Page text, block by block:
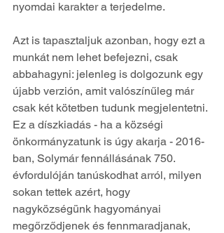
nyomdai karakter a terjedelme.
Azt is tapasztaljuk azonban, hogy ezt a
munkát nem lehet befejezni, csak
abbahagyni: jelenleg is dolgozunk egy
újabb verzión, amit valószínűleg már
csak két kötetben tudunk megjelentetni.
Ez a díszkiadás - ha a községi
önkormányzatunk is úgy akarja - 2016-
ban, Solymár fennállásának 750.
évfordulóján tanúskodhat arról, milyen
sokan tettek azért, hogy
nagyközségünk hagyományai
megőrződjenek és fennmaradjanak,